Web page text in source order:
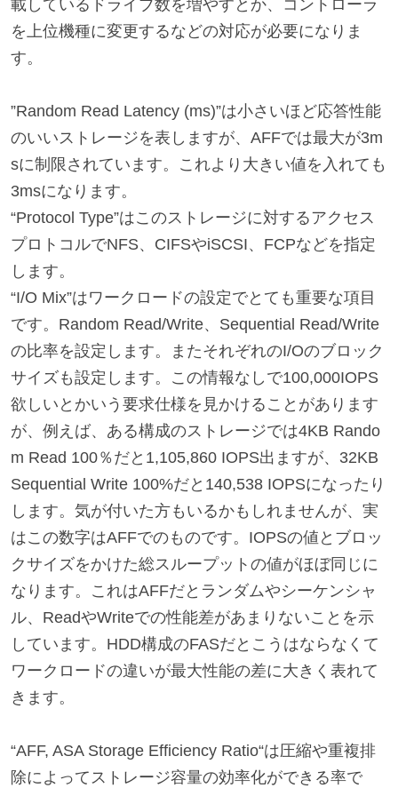
載しているドライブ数を増やすとか、コントローラ
を上位機種に変更するなどの対応が必要になりま
す。
”Random Read Latency (ms)”は小さいほど応答性能
のいいストレージを表しますが、AFFでは最大が3m
sに制限されています。これより大きい値を入れても
3msになります。
“Protocol Type”はこのストレージに対するアクセス
プロトコルでNFS、CIFSやiSCSI、FCPなどを指定
します。
“I/O Mix”はワークロードの設定でとても重要な項目
です。Random Read/Write、Sequential Read/Write
の比率を設定します。またそれぞれのI/Oのブロック
サイズも設定します。この情報なしで100,000IOPS
欲しいとかいう要求仕様を見かけることがあります
が、例えば、ある構成のストレージでは4KB Rando
m Read 100％だと1,105,860 IOPS出ますが、32KB
Sequential Write 100%だと140,538 IOPSになったり
します。気が付いた方もいるかもしれませんが、実
はこの数字はAFFでのものです。IOPSの値とブロッ
クサイズをかけた総スループットの値がほぼ同じに
なります。これはAFFだとランダムやシーケンシャ
ル、ReadやWriteでの性能差があまりないことを示
しています。HDD構成のFASだとこうはならなくて
ワークロードの違いが最大性能の差に大きく表れて
きます。
“AFF, ASA Storage Efficiency Ratio“は圧縮や重複排
除によってストレージ容量の効率化ができる率で